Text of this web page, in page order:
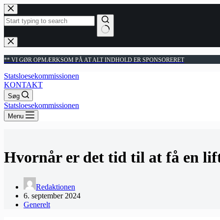
Fortsæt
til
indhold
Ingen
resultater
** VI GØR OPMÆRKSOM PÅ AT ALT INDHOLD ER SPONSORERET
Statsloesekommissionen
KONTAKT
Søg
Statsloesekommissionen
Menu
Hvornår er det tid til at få en
Redaktionen
6. september 2024
Generelt